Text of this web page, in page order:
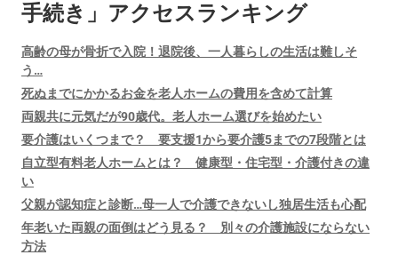
手続き」アクセスランキング
高齢の母が骨折で入院！退院後、一人暮らしの生活は難しそ
う…
死ぬまでにかかるお金を老人ホームの費用を含めて計算
両親共に元気だが90歳代。老人ホーム選びを始めたい
要介護はいくつまで？ 要支援1から要介護5までの7段階とは
自立型有料老人ホームとは？ 健康型・住宅型・介護付きの違
い
父親が認知症と診断…母一人で介護できないし独居生活も心配
年老いた両親の面倒はどう見る？ 別々の介護施設にならない
方法